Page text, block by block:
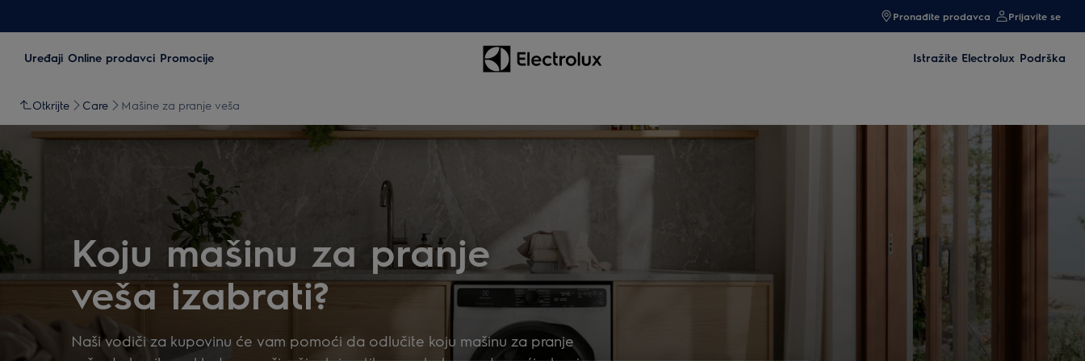
Pronađite prodavca Prijavite se
Uređaji Online prodavci Promocije Istražite Electrolux Podrška
Otkrijte Care Mašine za pranje veša
Koju mašinu za pranje
veša izabrati?
Naši vodiči za kupovinu će vam pomoći da odlučite koju mašinu za pranje